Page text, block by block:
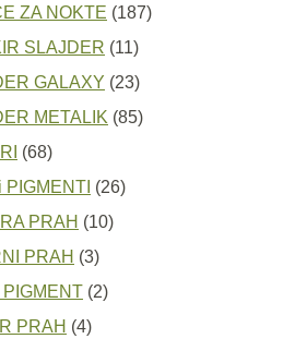
proizvoda
ZA NOKTE 187187
SLAJDER 1111
proizvoda
GALAXY 2323
proizvoda
METALIK 8585
6868
proizvoda
PIGMENTI 2626
PRAH 1010
PRAH 33
proizvoda
22
PRAH 44